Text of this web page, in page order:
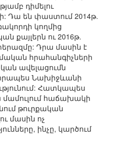
դիմելու
Դա են փաստում 2014թ.
կողմից
քայլերն ու 2016թ.
Դրա մասին է
հրահանգիչների
ավելացումն
Նախիջևանի
Հատկապես
հաճախակի
թուրքական
մասին ոչ
ինչը, կարծում